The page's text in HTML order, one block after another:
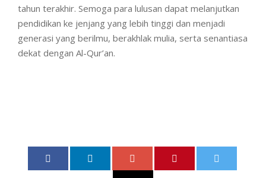
tahun terakhir. Semoga para lulusan dapat melanjutkan
pendidikan ke jenjang yang lebih tinggi dan menjadi
generasi yang berilmu, berakhlak mulia, serta senantiasa
dekat dengan Al-Qur’an.